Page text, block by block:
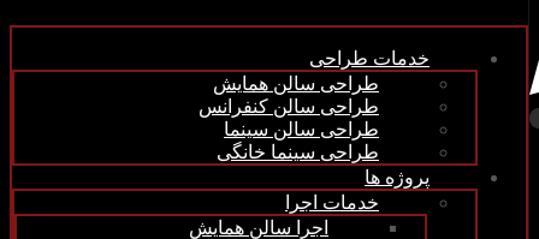
خدمات طراحی
طراحی سالن همایش
طراحی سالن کنفرانس
طراحی سالن سینما
طراحی سینما خانگی
پروژه ها
خدمات اجرا
اجرا سالن همایش